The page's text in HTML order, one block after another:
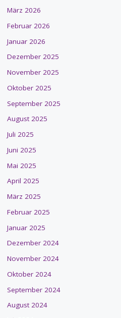
März 2026
Februar 2026
Januar 2026
Dezember 2025
November 2025
Oktober 2025
September 2025
August 2025
Juli 2025
Juni 2025
Mai 2025
April 2025
März 2025
Februar 2025
Januar 2025
Dezember 2024
November 2024
Oktober 2024
September 2024
August 2024